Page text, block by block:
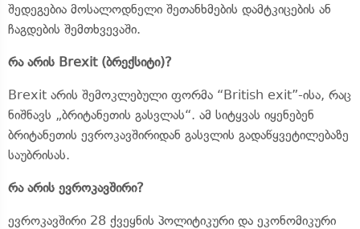
შედეგებია მოსალოდნელი შეთანხმების დამტკიცების ან
ჩაგდების შემთხვევაში.
რა არის Brexit (ბრექსიტი)?
Brexit არის შემოკლებული ფორმა “British exit”-ისა, რაც
ნიშნავს „ბრიტანეთის გასვლას“. ამ სიტყვას იყენებენ
ბრიტანეთის ევროკავშირიდან გასვლის გადაწყვეტილებაზე
საუბრისას.
რა არის ევროკავშირი?
ევროკავშირი 28 ქვეყნის პოლიტიკური და ეკონომიკური